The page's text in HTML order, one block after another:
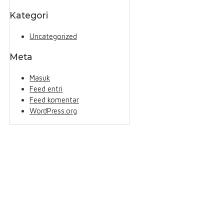
Kategori
Uncategorized
Meta
Masuk
Feed entri
Feed komentar
WordPress.org